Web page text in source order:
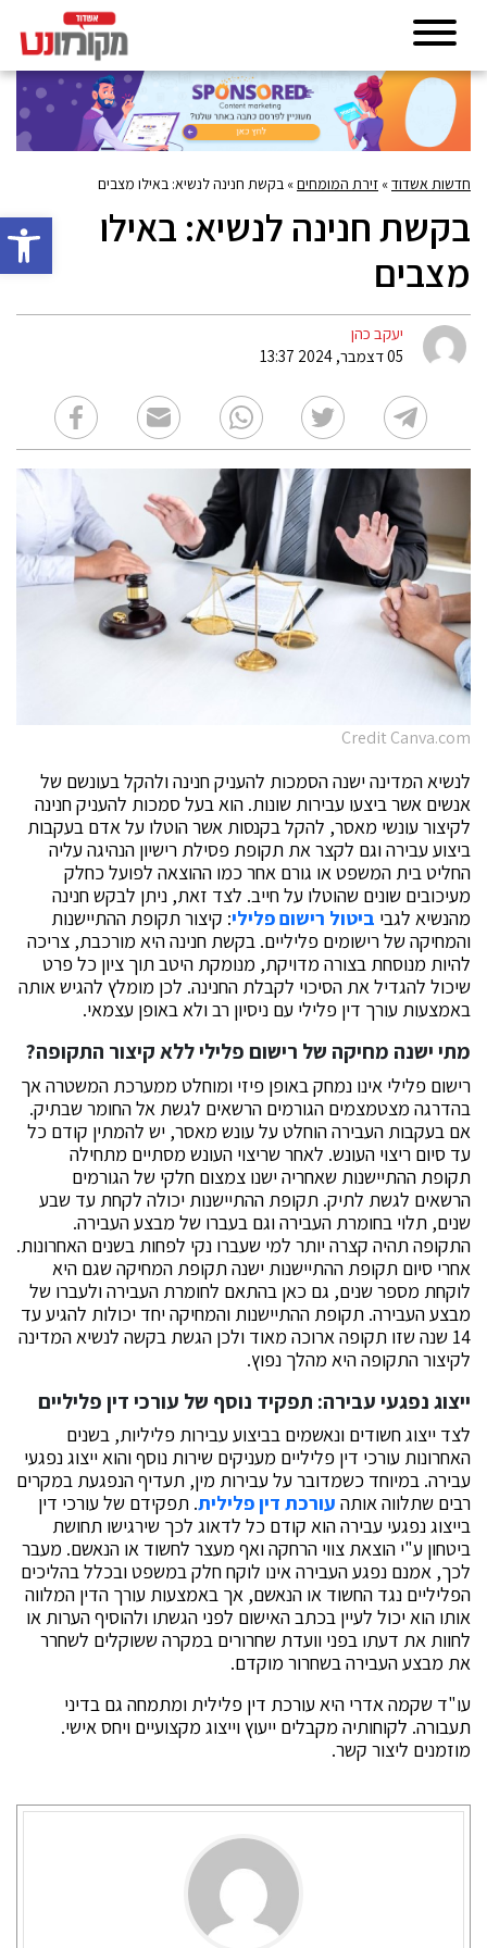
פתח
חדשות אשדוד» זירת המומחים» בקשת חנינה לנשיא: באילו מצבים
בקשת חנינה לנשיא: באילו
מצבים
יעקב כהן
05 דצמבר, 2024 13:37
Credit Canva.com
לנשיא המדינה ישנה הסמכות להעניק חנינה ולהקל בעונשם של
אנשים אשר ביצעו עבירות שונות. הוא בעל סמכות להעניק חנינה
לקיצור עונשי מאסר, להקל בקנסות אשר הוטלו על אדם בעקבות
ביצוע עבירה וגם לקצר את תקופת פסילת רישיון הנהיגה עליה
החליט בית המשפט או גורם אחר כמו ההוצאה לפועל כחלק
מעיכובים שונים שהוטלו על חייב. לצד זאת, ניתן לבקש חנינה
מהנשיא לגבי ביטול רישום פלילי: קיצור תקופת ההתיישנות
והמחיקה של רישומים פליליים. בקשת חנינה היא מורכבת, צריכה
להיות מנוסחת בצורה מדויקת, מנומקת היטב תוך ציון כל פרט
שיכול להגדיל את הסיכוי לקבלת החנינה. לכן מומלץ להגיש אותה
באמצעות עורך דין פלילי עם ניסיון רב ולא באופן עצמאי.
מתי ישנה מחיקה של רישום פלילי ללא קיצור התקופה?
רישום פלילי אינו נמחק באופן פיזי ומוחלט ממערכת המשטרה אך
בהדרגה מצטמצמים הגורמים הרשאים לגשת אל החומר שבתיק.
אם בעקבות העבירה הוחלט על עונש מאסר, יש להמתין קודם כל
עד סיום ריצוי העונש. לאחר שריצוי העונש מסתיים מתחילה
תקופת ההתיישנות שאחריה ישנו צמצום חלקי של הגורמים
הרשאים לגשת לתיק. תקופת ההתיישנות יכולה לקחת עד שבע
שנים, תלוי בחומרת העבירה וגם בעברו של מבצע העבירה.
התקופה תהיה קצרה יותר למי שעברו נקי לפחות בשנים האחרונות.
אחרי סיום תקופת ההתיישנות ישנה תקופת המחיקה שגם היא
לוקחת מספר שנים, גם כאן בהתאם לחומרת העבירה ולעברו של
מבצע העבירה. תקופת ההתיישנות והמחיקה יחד יכולות להגיע עד
14 שנה שזו תקופה ארוכה מאוד ולכן הגשת בקשה לנשיא המדינה
לקיצור התקופה היא מהלך נפוץ.
ייצוג נפגעי עבירה: תפקיד נוסף של עורכי דין פליליים
לצד ייצוג חשודים ונאשמים בביצוע עבירות פליליות, בשנים
האחרונות עורכי דין פליליים מעניקים שירות נוסף והוא ייצוג נפגעי
עבירה. במיוחד כשמדובר על עבירות מין, תעדיף הנפגעת במקרים
רבים שתלווה אותה עורכת דין פלילית. תפקידם של עורכי דין
בייצוג נפגעי עבירה הוא קודם כל לדאוג לכך שירגישו תחושת
ביטחון ע"י הוצאת צווי הרחקה ואף מעצר לחשוד או הנאשם. מעבר
לכך, אמנם נפגע העבירה אינו לוקח חלק במשפט ובכלל בהליכים
הפליליים נגד החשוד או הנאשם, אך באמצעות עורך הדין המלווה
אותו הוא יכול לעיין בכתב האישום לפני הגשתו ולהוסיף הערות או
לחוות את דעתו בפני וועדת שחרורים במקרה ששוקלים לשחרר
את מבצע העבירה בשחרור מוקדם.
עו"ד שקמה אדרי היא עורכת דין פלילית ומתמחה גם בדיני
תעבורה. לקוחותיה מקבלים ייעוץ וייצוג מקצועיים ויחס אישי.
מוזמנים ליצור קשר.